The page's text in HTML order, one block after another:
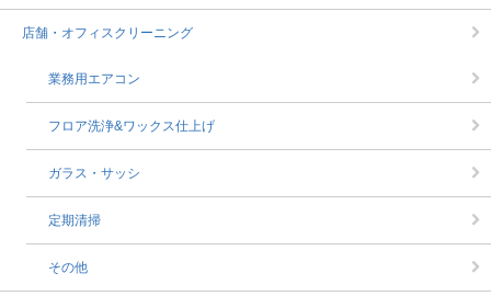
店舗・オフィスクリーニング
業務用エアコン
フロア洗浄&ワックス仕上げ
ガラス・サッシ
定期清掃
その他